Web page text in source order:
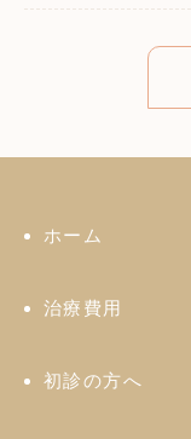
ホーム
治療費用
初診の方へ